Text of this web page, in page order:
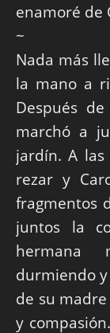
enamoré de
~
Nada más
la mano a
Después
marchó a
jardín. A
rezar y
fragmentos
juntos la
hermana
durmiendo y
de su
y